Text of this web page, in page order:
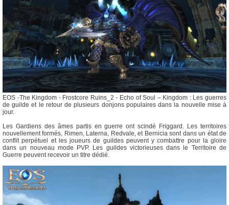
EOS -The Kingdom - Frostcore Ruins_2 - Echo of Soul – Kingdom : Les guerres
de guilde et le retour de plusieurs donjons populaires dans la nouvelle mise à
jour.
Les Gardiens des âmes partis en guerre ont scindé Friggard. Les territoires
nouvellement formés, Rimen, Laterna, Redvale, et Bernicia sont dans un état de
conflit perpétuel et les joueurs de guildes peuvent y combattre pour la gloire
dans un nouveau mode PVP. Les guildes victorieuses dans le Territoire de
Guerre peuvent recevoir un titre dédié.